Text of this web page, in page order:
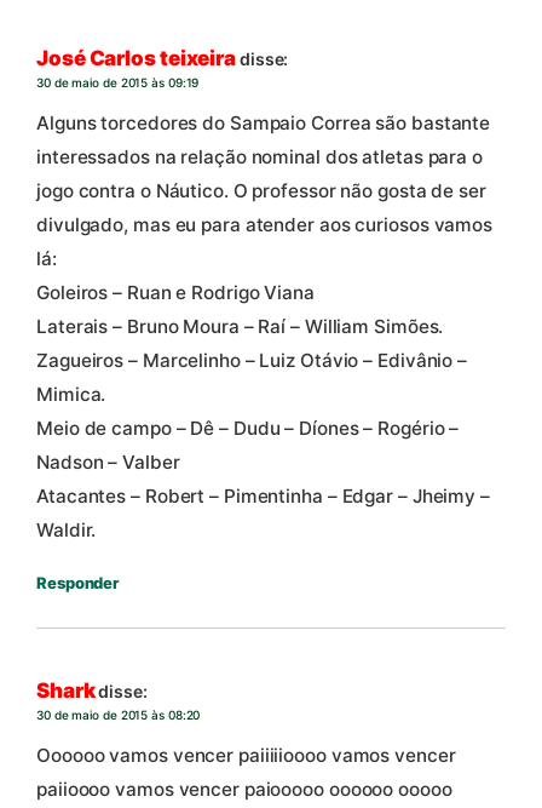
José Carlos teixeiradisse:
30 de maio de 2015 às 09:19
Alguns torcedores do Sampaio Correa são bastante
interessados na relação nominal dos atletas para o
jogo contra o Náutico. O professor não gosta de ser
divulgado, mas eu para atender aos curiosos vamos
lá:
Goleiros – Ruan e Rodrigo Viana
Laterais – Bruno Moura – Raí – William Simões.
Zagueiros – Marcelinho – Luiz Otávio – Edivânio –
Mimica.
Meio de campo – Dê – Dudu – Díones – Rogério –
Nadson – Valber
Atacantes – Robert – Pimentinha – Edgar – Jheimy –
Waldir.
Responder
Sharkdisse:
30 de maio de 2015 às 08:20
Oooooo vamos vencer paiiiiioooo vamos vencer
paiioooo vamos vencer paiooooo oooooo ooooo